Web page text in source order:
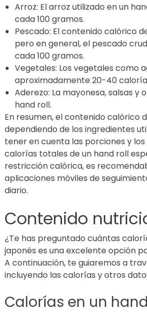
Arroz: El arroz utilizado en un
cada 100 gramos.
Pescado: El contenido calórico
pero en general, el pescado
cada 100 gramos.
Vegetales: Los vegetales como
aproximadamente 20-40
Aderezo: La mayonesa, salsas
hand roll.
En resumen, el contenido calórico
dependiendo de los ingredientes
tener en cuenta las porciones y
calorías totales de un hand roll
restricción calórica, es
aplicaciones móviles de
diario.
Contenido
¿Te has preguntado cuántas
japonés es una excelente opción
A continuación, te guiaremos a
incluyendo las calorías y otros
Calorías en un